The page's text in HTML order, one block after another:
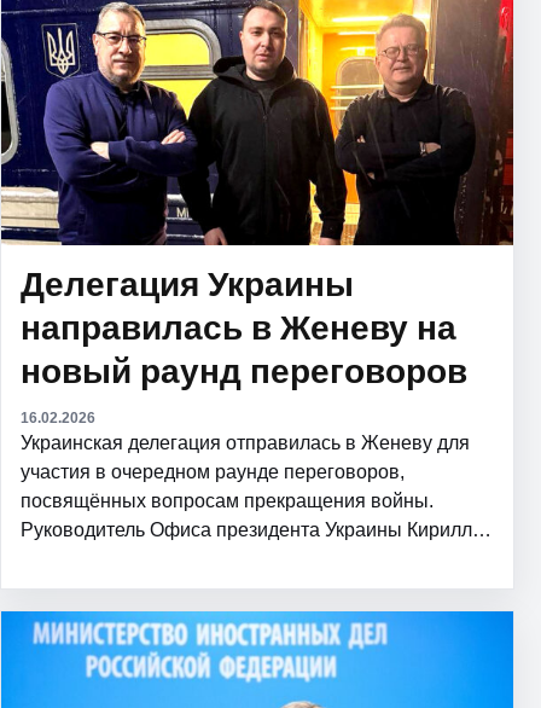
Делегация Украины
направилась в Женеву на
новый раунд переговоров
16.02.2026
Украинская делегация отправилась в Женеву для
участия в очередном раунде переговоров,
посвящённых вопросам прекращения войны.
Руководитель Офиса президента Украины Кирилл…